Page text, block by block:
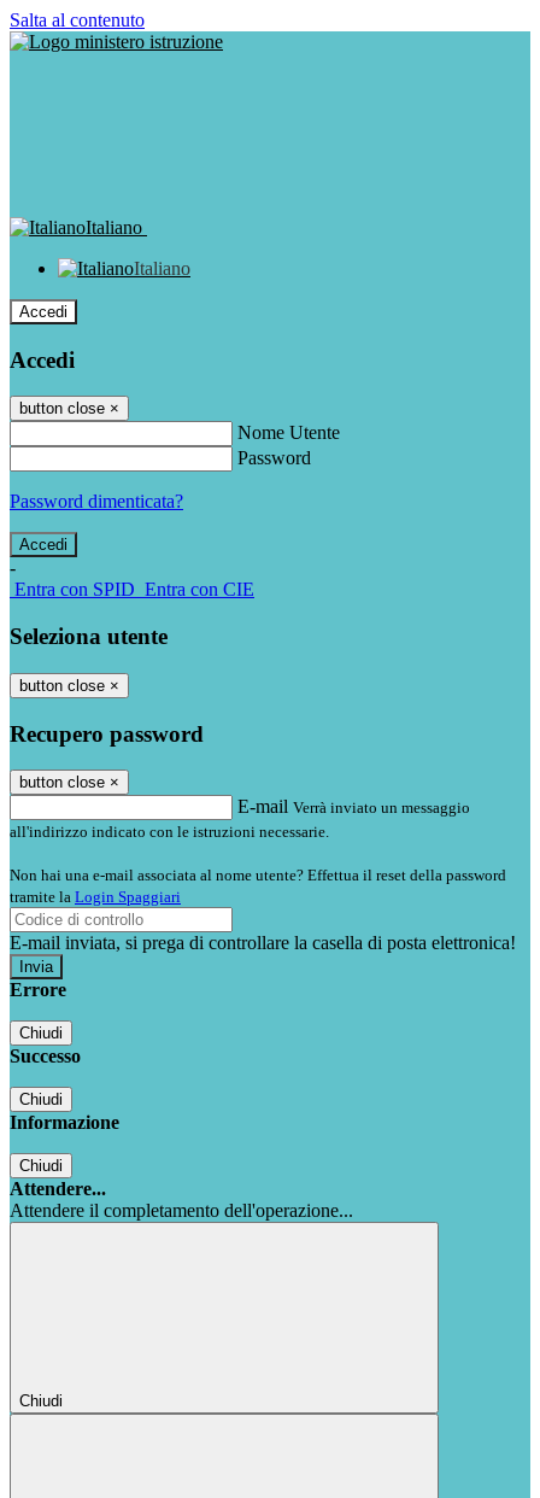
Salta al contenuto
Italiano
Italiano
Accedi
Accedi
button close ×
Nome Utente
Password
Password dimenticata?
-
Entra con SPID Entra con CIE
Seleziona utente
button close ×
Recupero password
button close ×
E-mail Verrà inviato un messaggio
all'indirizzo indicato con le istruzioni necessarie.
Non hai una e-mail associata al nome utente? Effettua il reset della password
tramite la Login Spaggiari
E-mail inviata, si prega di controllare la casella di posta elettronica!
Errore
Chiudi
Successo
Chiudi
Informazione
Chiudi
Attendere...
Attendere il completamento dell'operazione...
Chiudi